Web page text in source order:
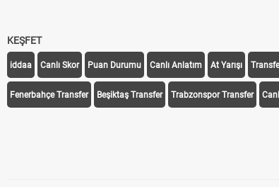
KEŞFET
iddaa Canlı Skor Puan Durumu Canlı Anlatım At Yarışı
Fenerbahçe Transfer Beşiktaş Transfer Trabzonspor Transfer